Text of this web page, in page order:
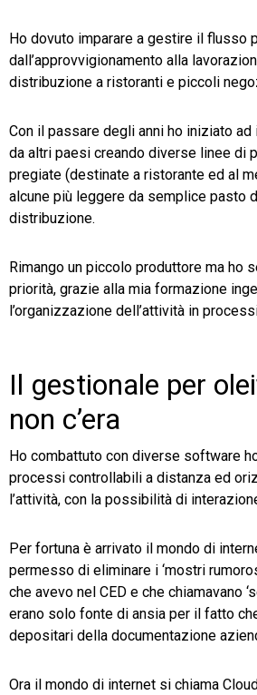
Ho dovuto imparare a gestire il flusso
dall’approvvigionamento alla
distribuzione a ristoranti e piccoli
Con il passare degli anni ho iniziato
da altri paesi creando diverse linee di
pregiate (destinate a ristorante ed al
alcune più leggere da semplice pasto
distribuzione.
Rimango un piccolo produttore ma ho
priorità, grazie alla mia formazione
l’organizzazione dell’attività in
Il gestionale per
non c’era
Ho combattuto con diverse software
processi controllabili a distanza ed
l’attività, con la possibilità di
Per fortuna è arrivato il mondo di
permesso di eliminare i ‘mostri
che avevo nel CED e che chiamavano
erano solo fonte di ansia per il fatto
depositari della documentazione
Ora il mondo di internet si chiama